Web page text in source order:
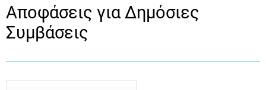
Αποφάσεις για Δημόσιες
Συμβάσεις